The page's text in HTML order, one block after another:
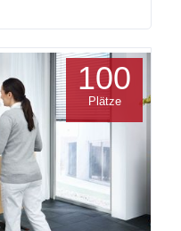
100
Plätze